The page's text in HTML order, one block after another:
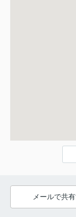
メールで共